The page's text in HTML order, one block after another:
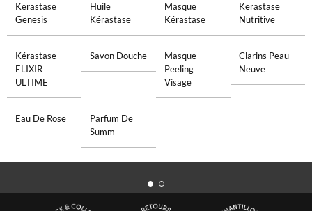
Kerastase
Genesis
Huile
Kérastase
Masque
Kérastase
Kerastase
Nutritive
Kérastase
ELIXIR
ULTIME
Savon Douche
Masque
Peeling
Visage
Clarins Peau
Neuve
Eau De Rose
Parfum De
Summ